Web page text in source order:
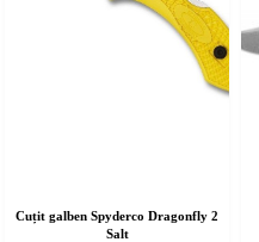
Cuțit galben Spyderco Dragonfly 2
Salt